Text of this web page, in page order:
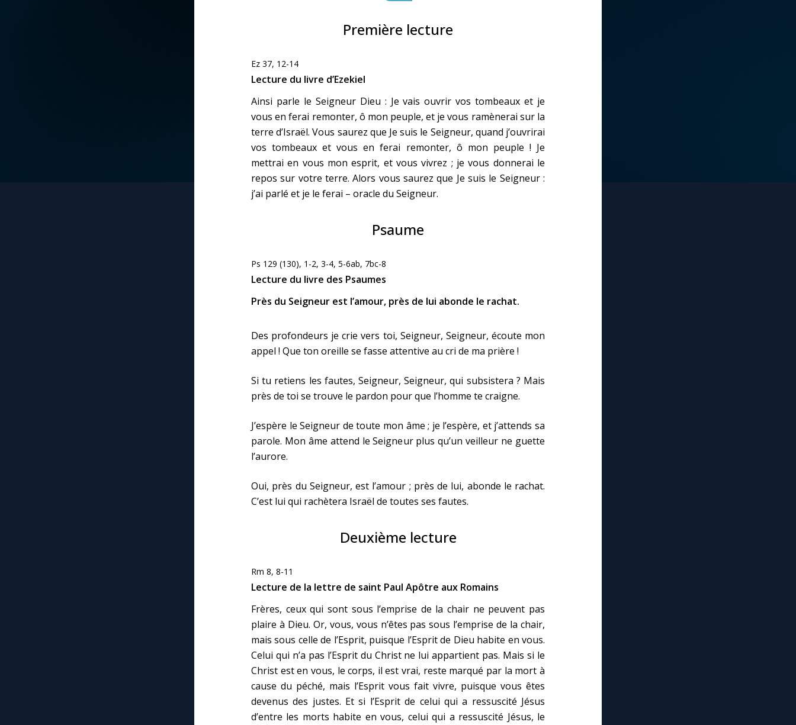
Me consacrer à Jésus
Mes intentions de
Une Minute avec Marie
Première lecture
Ez 37, 12-14
Lecture du livre d’Ezekiel
Ainsi parle le Seigneur Dieu : Je vais ouvrir vos tombeaux et je
vous en ferai remonter, ô mon peuple, et je vous ramènerai sur la
terre d’Israël. Vous saurez que Je suis le Seigneur, quand j’ouvrirai
vos tombeaux et vous en ferai remonter, ô mon peuple ! Je
mettrai en vous mon esprit, et vous vivrez ; je vous donnerai le
repos sur votre terre. Alors vous saurez que Je suis le Seigneur :
j’ai parlé et je le ferai – oracle du Seigneur.
Psaume
Ps 129 (130), 1-2, 3-4, 5-6ab, 7bc-8
Lecture du livre des Psaumes
Près du Seigneur est l’amour, près de lui abonde le rachat.
Des profondeurs je crie vers toi, Seigneur, Seigneur, écoute mon
appel ! Que ton oreille se fasse attentive au cri de ma prière !
Si tu retiens les fautes, Seigneur, Seigneur, qui subsistera ? Mais
près de toi se trouve le pardon pour que l’homme te craigne.
J’espère le Seigneur de toute mon âme ; je l’espère, et j’attends sa
parole. Mon âme attend le Seigneur plus qu’un veilleur ne guette
l’aurore.
Oui, près du Seigneur, est l’amour ; près de lui, abonde le rachat.
C’est lui qui rachètera Israël de toutes ses fautes.
Deuxième lecture
Rm 8, 8-11
Lecture de la lettre de saint Paul Apôtre aux Romains
Frères, ceux qui sont sous l’emprise de la chair ne peuvent pas
plaire à Dieu. Or, vous, vous n’êtes pas sous l’emprise de la chair,
mais sous celle de l’Esprit, puisque l’Esprit de Dieu habite en vous.
Celui qui n’a pas l’Esprit du Christ ne lui appartient pas. Mais si le
Christ est en vous, le corps, il est vrai, reste marqué par la mort à
cause du péché, mais l’Esprit vous fait vivre, puisque vous êtes
devenus des justes. Et si l’Esprit de celui qui a ressuscité Jésus
d’entre les morts habite en vous, celui qui a ressuscité Jésus, le